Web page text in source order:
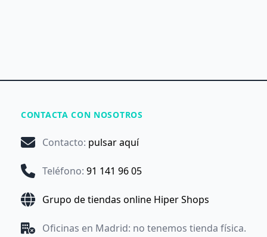
CONTACTA CON NOSOTROS
Contacto: pulsar aquí
Teléfono: 91 141 96 05
Grupo de tiendas online Hiper Shops
Oficinas en Madrid: no tenemos tienda física.